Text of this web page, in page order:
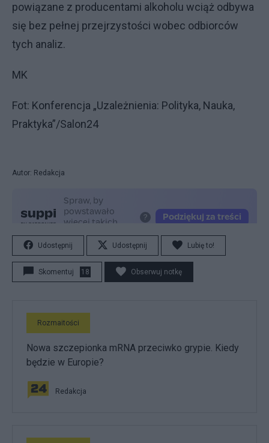
powiązane z producentami alkoholu wciąż odbywa
się bez pełnej przejrzystości wobec odbiorców
tych analiz.
MK
Fot: Konferencja „Uzależnienia: Polityka, Nauka,
Praktyka”/Salon24
Autor: Redakcja
Udostępnij Udostępnij Lubię to!
Skomentuj 18 Obserwuj notkę
Rozmaitości
Nowa szczepionka mRNA przeciwko grypie. Kiedy
będzie w Europie?
Redakcja